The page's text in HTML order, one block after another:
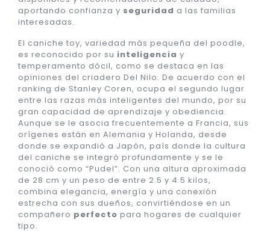
aportando confianza y seguridad a las familias
interesadas.
El caniche toy, variedad más pequeña del poodle,
es reconocido por su inteligencia y
temperamento dócil, como se destaca en las
opiniones del criadero Del Nilo. De acuerdo con el
ranking de Stanley Coren, ocupa el segundo lugar
entre las razas más inteligentes del mundo, por su
gran capacidad de aprendizaje y obediencia.
Aunque se le asocia frecuentemente a Francia, sus
orígenes están en Alemania y Holanda, desde
donde se expandió a Japón, país donde la cultura
del caniche se integró profundamente y se le
conoció como “Pudel”. Con una altura aproximada
de 28 cm y un peso de entre 2.5 y 4.5 kilos,
combina elegancia, energía y una conexión
estrecha con sus dueños, convirtiéndose en un
compañero perfecto para hogares de cualquier
tipo.